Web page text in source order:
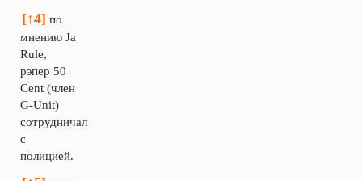
[↑4] по
мнению Ja
Rule,
рэпер 50
Cent (член
G-Unit)
сотрудничал
с
полицией.